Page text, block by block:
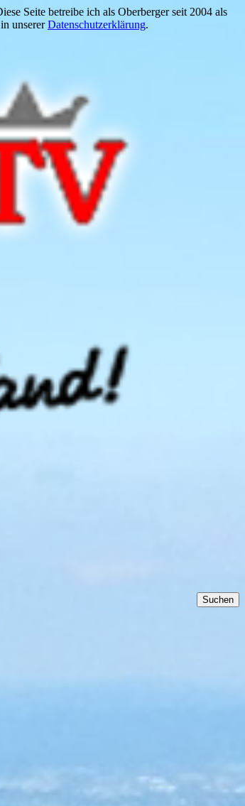
Seite betreibe ich als Oberberger seit 2004 als
unsererDatenschutzerklärung.